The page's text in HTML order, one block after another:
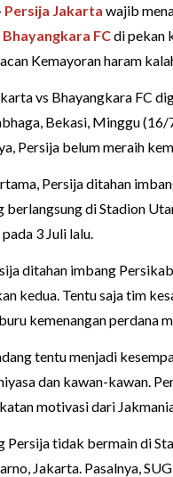
Persija Jakarta wajib
Bhayangkara FCdi pekan
Kemayoran haram
vs Bhayangkara FC
Bekasi, Minggu
Persija belum meraih
Persija ditahan
berlangsung di Stadion
3 Juli lalu.
ditahan imbang
kedua. Tentu saja tim
kemenangan perdana
tentu menjadi
dan kawan-kawan.
motivasi dari
Persija tidak bermain di
Jakarta. Pasalnya,